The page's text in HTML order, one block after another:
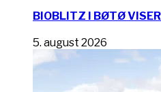
BIOBLITZ I BØTØ
5. august 2026